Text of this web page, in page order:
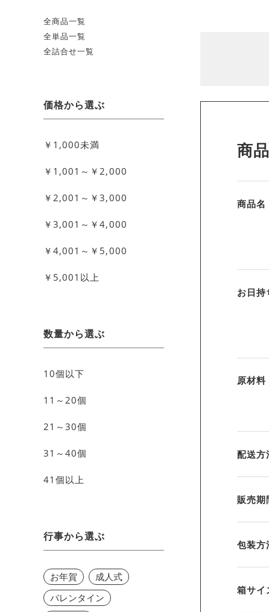
商
商品名
お日持
原材料
配送方
販売期
包装方
箱サイ
全商品一覧
全単品一覧
全詰合せ一覧
価格から選ぶ
￥1,000未満
￥1,001～￥2,000
￥2,001～￥3,000
￥3,001～￥4,000
￥4,001～￥5,000
￥5,001以上
数量から選ぶ
10個以下
11～20個
21～30個
31～40個
41個以上
行事から選ぶ
お年賀
成人式
バレンタイン